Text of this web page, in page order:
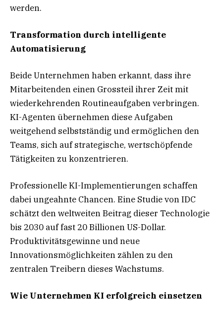
werden.
Transformation durch intelligente
Automatisierung
Beide Unternehmen haben erkannt, dass ihre
Mitarbeitenden einen Grossteil ihrer Zeit mit
wiederkehrenden Routineaufgaben verbringen.
KI-Agenten übernehmen diese Aufgaben
weitgehend selbstständig und ermöglichen den
Teams, sich auf strategische, wertschöpfende
Tätigkeiten zu konzentrieren.
Professionelle KI-Implementierungen schaffen
dabei ungeahnte Chancen. Eine Studie von IDC
schätzt den weltweiten Beitrag dieser Technologie
bis 2030 auf fast 20 Billionen US-Dollar.
Produktivitätsgewinne und neue
Innovationsmöglichkeiten zählen zu den
zentralen Treibern dieses Wachstums.
Wie Unternehmen KI erfolgreich einsetzen